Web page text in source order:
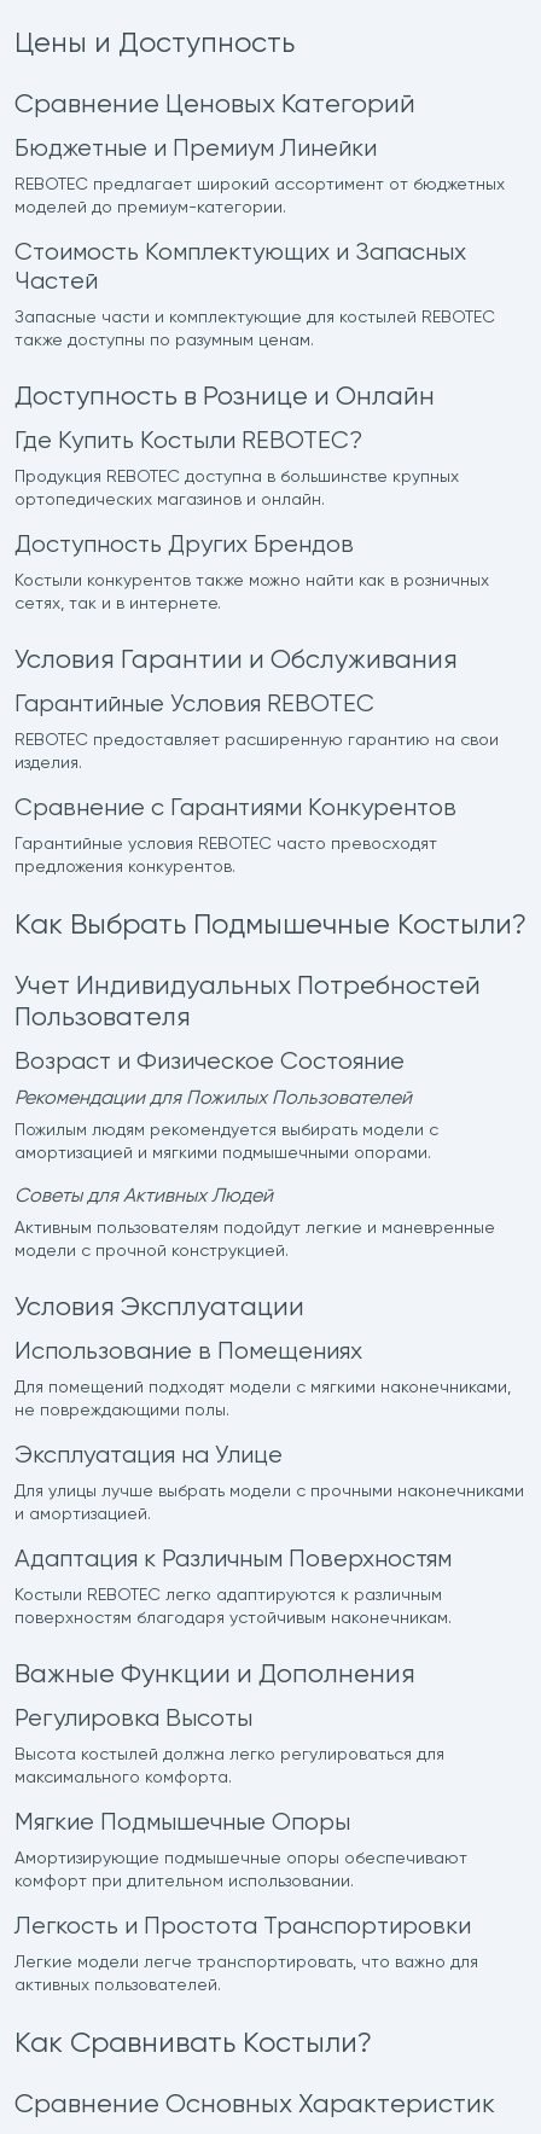
Цены и Доступность
Сравнение Ценовых Категорий
Бюджетные и Премиум Линейки
REBOTEC предлагает широкий ассортимент от бюджетных
моделей до премиум-категории.
Стоимость Комплектующих и Запасных
Частей
Запасные части и комплектующие для костылей REBOTEC
также доступны по разумным ценам.
Доступность в Рознице и Онлайн
Где Купить Костыли REBOTEC?
Продукция REBOTEC доступна в большинстве крупных
ортопедических магазинов и онлайн.
Доступность Других Брендов
Костыли конкурентов также можно найти как в розничных
сетях, так и в интернете.
Условия Гарантии и Обслуживания
Гарантийные Условия REBOTEC
REBOTEC предоставляет расширенную гарантию на свои
изделия.
Сравнение с Гарантиями Конкурентов
Гарантийные условия REBOTEC часто превосходят
предложения конкурентов.
Как Выбрать Подмышечные Костыли?
Учет Индивидуальных Потребностей
Пользователя
Возраст и Физическое Состояние
Рекомендации для Пожилых Пользователей
Пожилым людям рекомендуется выбирать модели с
амортизацией и мягкими подмышечными опорами.
Советы для Активных Людей
Активным пользователям подойдут легкие и маневренные
модели с прочной конструкцией.
Условия Эксплуатации
Использование в Помещениях
Для помещений подходят модели с мягкими наконечниками,
не повреждающими полы.
Эксплуатация на Улице
Для улицы лучше выбрать модели с прочными наконечниками
и амортизацией.
Адаптация к Различным Поверхностям
Костыли REBOTEC легко адаптируются к различным
поверхностям благодаря устойчивым наконечникам.
Важные Функции и Дополнения
Регулировка Высоты
Высота костылей должна легко регулироваться для
максимального комфорта.
Мягкие Подмышечные Опоры
Амортизирующие подмышечные опоры обеспечивают
комфорт при длительном использовании.
Легкость и Простота Транспортировки
Легкие модели легче транспортировать, что важно для
активных пользователей.
Как Сравнивать Костыли?
Сравнение Основных Характеристик